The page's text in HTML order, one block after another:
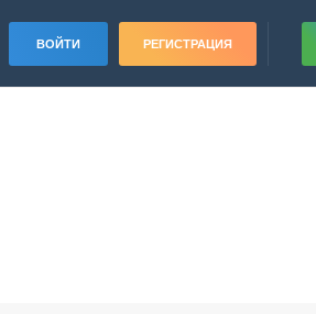
ВОЙТИ РЕГИСТРАЦИЯ